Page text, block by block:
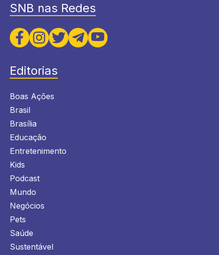
SNB nas Redes
Editorias
Boas Ações
Brasil
Brasília
Educação
Entretenimento
Kids
Podcast
Mundo
Negócios
Pets
Saúde
Sustentável